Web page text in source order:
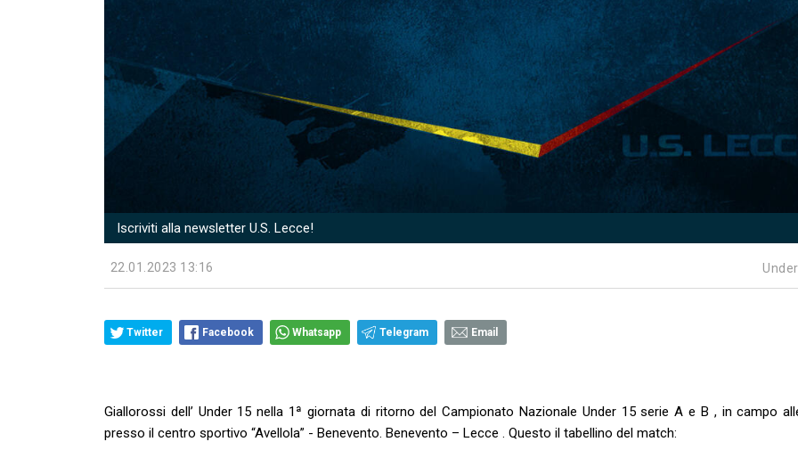
Iscriviti alla newsletter U.S. Lecce!
22.01.2023 13:16
Twitter Facebook Whatsapp Telegram Email
Giallorossi dell’ Under 15 nella 1ª giornata di ritorno del Campionato Nazionale Under 15 serie A e B , in campo
presso il centro sportivo “Avellola” - Benevento. Benevento – Lecce . Questo il tabellino del match: